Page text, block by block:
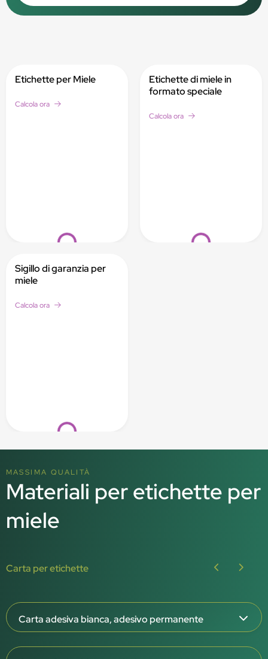
Loading...
Etichette per Miele
Calcola ora
Loading...
Etichette di miele in
formato speciale
Calcola ora
Loading...
Sigillo di garanzia per
miele
Calcola ora
MASSIMA QUALITÀ
Materiali per etichette per
miele
Carta per etichette
Carta adesiva bianca, adesivo permanente